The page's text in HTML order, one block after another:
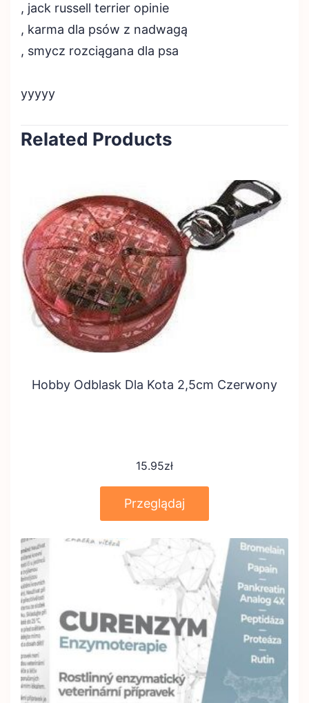
, jack russell terrier opinie
, karma dla psów z nadwagą
, smycz rozciągana dla psa
yyyyy
Related Products
Hobby Odblask Dla Kota 2,5cm Czerwony
15.95zł
Przeglądaj